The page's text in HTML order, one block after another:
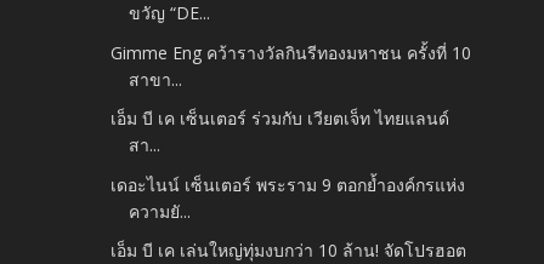
ขวัญ “DE...
Gimme Eng คว้ารางวัลกินรีทองมหาชน ครั้งที่ 10
สาขา...
เอ็ม บี เค เซ็นเตอร์ ร่วมกับ เวียตเจ็ท ไทยแลนด์
สา...
เดอะไนน์ เซ็นเตอร์ พระราม 9 ตอกย้ำองค์กรแห่ง
ความยั...
เอ็ม บี เค เล่นใหญ่ทุ่มงบกว่า 10 ล้าน! จัดโปรฮอต